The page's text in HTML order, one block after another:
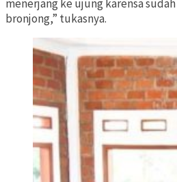
menerjang ke ujung karensa
bronjong,” tukasnya.